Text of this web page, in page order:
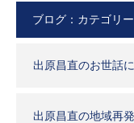
ブログ：カテゴリー
出原昌直のお世話
出原昌直の地域再発